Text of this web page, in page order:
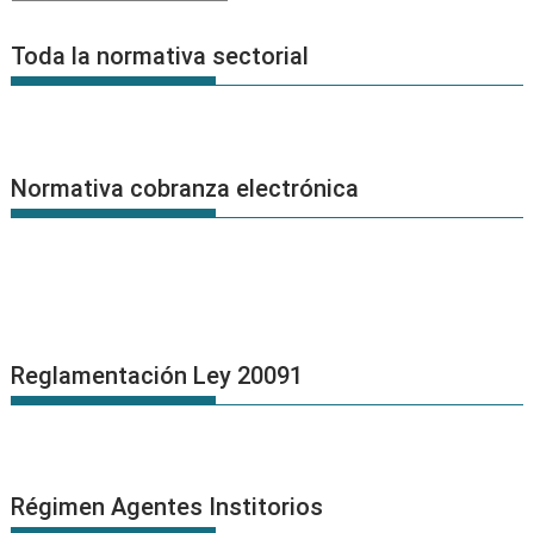
Noticias
Toda la normativa sectorial
Normativa cobranza electrónica
Reglamentación Ley 20091
Régimen Agentes Institorios